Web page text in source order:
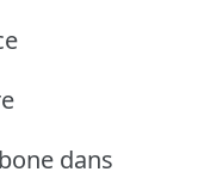
dans